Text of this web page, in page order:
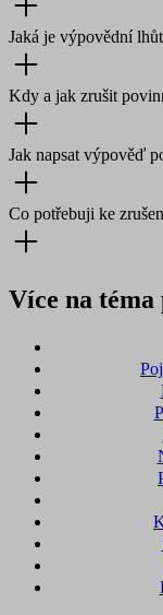
Jaká je výpovědní
Kdy a jak zrušit
Jak napsat výpověď
Co potřebuji ke
Více na